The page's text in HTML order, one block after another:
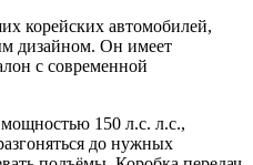
корейских автомобилей,
дизайном. Он имеет
с современной
150 л.с. л.с.,
до нужных